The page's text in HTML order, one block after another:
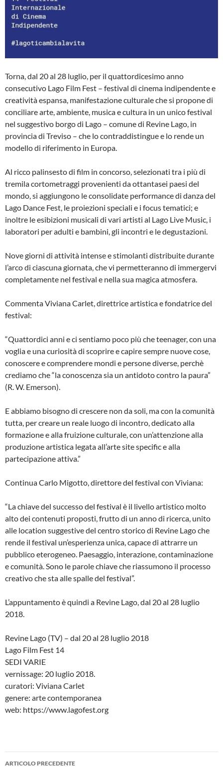
Torna, dal 20 al 28 luglio, per il quattordicesimo anno
consecutivo Lago Film Fest – festival di cinema indipendente e
creatività espansa, manifestazione culturale che si propone di
conciliare arte, ambiente, musica e cultura in un unico festival
nel suggestivo borgo di Lago – comune di Revine Lago, in
provincia di Treviso – che lo contraddistingue e lo rende un
modello di riferimento in Europa.
Al ricco palinsesto di film in concorso, selezionati tra i più di
tremila cortometraggi provenienti da ottantasei paesi del
mondo, si aggiungono le consolidate performance di danza del
Lago Dance Fest, le proiezioni speciali e i focus tematici; e
inoltre le esibizioni musicali di vari artisti al Lago Live Music, i
laboratori per adulti e bambini, gli incontri e le degustazioni.
Nove giorni di attività intense e stimolanti distribuite durante
l’arco di ciascuna giornata, che vi permetteranno di immergervi
completamente nel festival e nella sua magica atmosfera.
Commenta Viviana Carlet, direttrice artistica e fondatrice del
festival:
“Quattordici anni e ci sentiamo poco più che teenager, con una
voglia e una curiosità di scoprire e capire sempre nuove cose,
conoscere e comprendere mondi e persone diverse, perchè
crediamo che “la conoscenza sia un antidoto contro la paura”
(R. W. Emerson).
E abbiamo bisogno di crescere non da soli, ma con la comunità
tutta, per creare un reale luogo di incontro, dedicato alla
formazione e alla fruizione culturale, con un’attenzione alla
produzione artistica legata all’arte site specific e alla
partecipazione attiva.”
Continua Carlo Migotto, direttore del festival con Viviana:
“La chiave del successo del festival è il livello artistico molto
alto dei contenuti proposti, frutto di un anno di ricerca, unito
alle location suggestive del centro storico di Revine Lago che
rende il festival un’esperienza unica, capace di attrarre un
pubblico eterogeneo. Paesaggio, interazione, contaminazione
e comunità. Sono le parole chiave che riassumono il processo
creativo che sta alle spalle del festival”.
L’appuntamento è quindi a Revine Lago, dal 20 al 28 luglio
2018.
Revine Lago (TV) – dal 20 al 28 luglio 2018
Lago Film Fest 14
SEDI VARIE
vernissage: 20 luglio 2018.
curatori: Viviana Carlet
genere: arte contemporanea
web: https://www.lagofest.org
Navigazione
ARTICOLO PRECEDENTE